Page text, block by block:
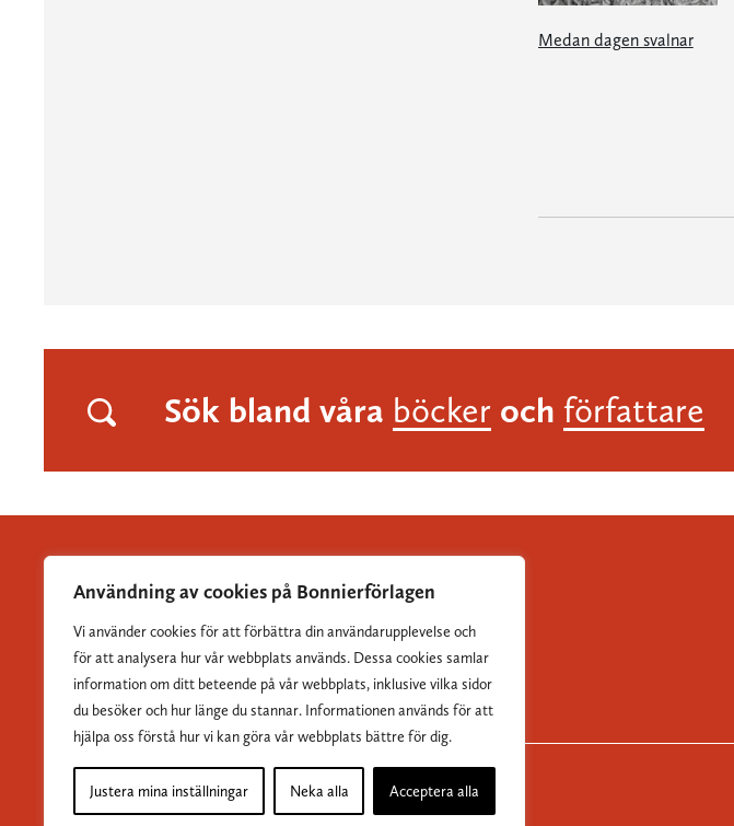
Användning av cookies på Bonnierförlagen
Vi använder cookies för att förbättra din användarupplevelse och
för att analysera hur vår webbplats används. Dessa cookies samlar
information om ditt beteende på vår webbplats, inklusive vilka sidor
du besöker och hur länge du stannar. Informationen används för att
hjälpa oss förstå hur vi kan göra vår webbplats bättre för dig.
Justera mina inställningar Neka alla Acceptera alla
Medan dagen svalnar
Sök bland våra böcker och författare
Albert Bonniers Förlag grundades 1837 och är Sveriges
största skönlitterära förlag.